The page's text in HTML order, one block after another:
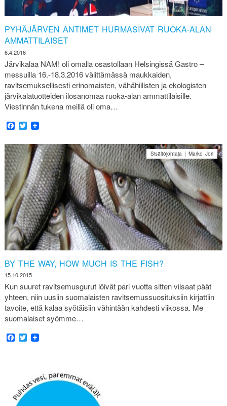
PYHÄJÄRVEN ANTIMET HURMASIVAT RUOKA-ALAN
AMMATTILAISET
6.4.2016
Järvikalaa NAM! oli omalla osastollaan Helsingissä Gastro –
messuilla 16.-18.3.2016 välittämässä maukkaiden,
ravitsemuksellisesti erinomaisten, vähähiilisten ja ekologisten
järvikalatuotteiden ilosanomaa ruoka-alan ammattilaisille.
Viestinnän tukena meillä oli oma…
Facebook
Twitter
BY THE WAY, HOW MUCH IS THE FISH?
15.10.2015
Sisältöjohtaja | Marko Jori
Kun suuret ravitsemusgurut löivät pari vuotta sitten viisaat päät
yhteen, niin uusiin suomalaisten ravitsemussuosituksiin kirjattiin
tavoite, että kalaa syötäisiin vähintään kahdesti viikossa. Me
suomalaiset syömme…
Facebook
Twitter